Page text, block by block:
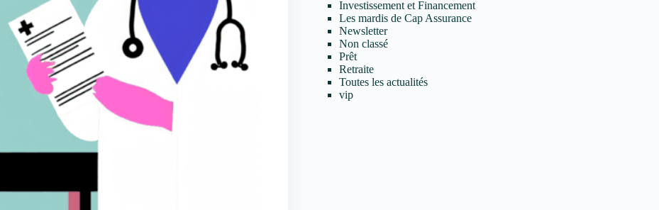
Investissement et Financement
Les mardis de Cap Assurance
Newsletter
Non classé
Prêt
Retraite
Toutes les actualités
vip